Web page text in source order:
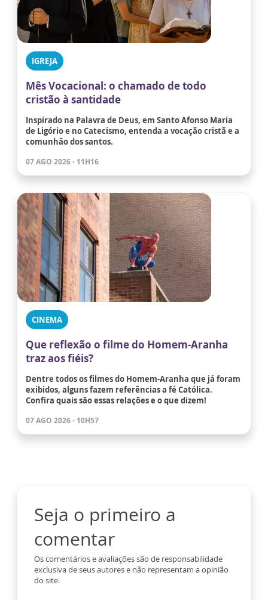
IGREJA
Mês Vocacional: o chamado de todo
cristão à santidade
Inspirado na Palavra de Deus, em Santo Afonso Maria
de Ligório e no Catecismo, entenda a vocação cristã e a
comunhão dos santos.
07 AGO 2026 - 11H16
CINEMA
Que reflexão o filme do Homem-Aranha
traz aos fiéis?
Dentre todos os filmes do Homem-Aranha que já foram
exibidos, alguns fazem referências a fé Católica.
Confira quais são essas relações e o que dizem!
07 AGO 2026 - 10H57
Seja o primeiro a
comentar
Os comentários e avaliações são de responsabilidade
exclusiva de seus autores e não representam a opinião
do site.